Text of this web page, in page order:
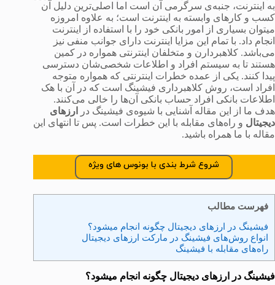
به اینترنت، جنبه‌ی سرگرمی آن است اما اصلی‌ترین دلیل آن
کسب و کارهای وابسته به اینترنت است؛ به علاوه امروزه
میتوان بسیاری از امور بانکی خود را با استفاده از اینترنت
انجام داد. با تمام این مزایا اینترنت دارای جوانب منفی نیز
می‌باشد. کلاهبردارن و متخلفان اینترنتی همواره در کمین
هستند تا به سیستم افراد و اطلاعات شخصی‌شان دسترسی
پیدا کنند. یکی از عمده خطرات اینترنتی که همواره متوجه
افراد است، روش کلاهبرداری فیشینگ است که در آن با هک
اطلاعات بانکی افراد حساب بانکی آن‌ها را خالی می‌کنند.
هدف ما از این مقاله آشنایی با شیوه‌ی فیشینگ در
ارزهای
دیجیتال و راه‌های مقابله با این خطرات است. پس تا انتهای این
مقاله با ما همراه باشید.
شروع شرط بندی با بونوس های ویژه
فهرست مطالب
فیشینگ در ارزهای دیجیتال چگونه انجام میشود؟
انواع روش‌های فیشینگ در مارکت ارزهای دیجیتال
راه‌های مقابله با فیشینگ
فیشینگ در ارزهای دیجیتال چگونه انجام میشود؟